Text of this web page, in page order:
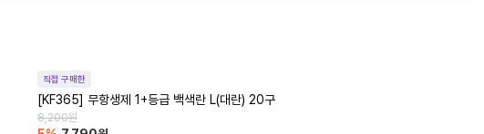
직접 구매한
[KF365] 무항생제 1+등급 백색란 L(대란) 20구
8,200원